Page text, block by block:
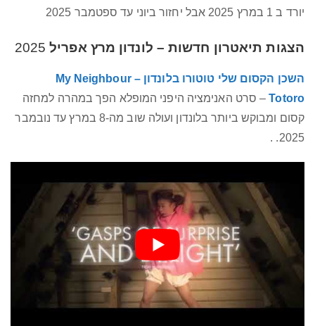
יורד ב 1 במרץ 2025 אבל יחזור ביוני עד ספטמבר 2025
הצגות תיאטרון חדשות – לונדון מרץ אפריל 2025
השכן הקסום שלי טוטורו בלונדון – My Neighbour
Totoro– סרט האנימציה היפני המופלא הפך במהרה למחזה
קסום ומבוקש ביותר בלונדון ועולה שוב מה-8 במרץ עד נובמבר
2025. .